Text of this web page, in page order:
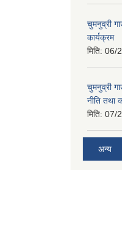
चुमनुव्री
कार्यक्रम
मिति: 06/
चुमनुव्री
नीति तथा
मिति: 07/
अन्य